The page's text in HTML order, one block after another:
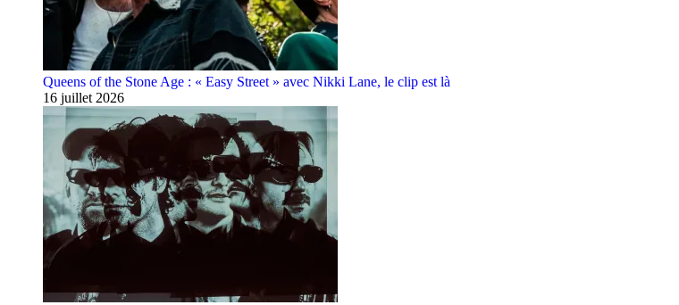
Queens of the Stone Age : « Easy Street » avec Nikki Lane, le clip est là
16 juillet 2026